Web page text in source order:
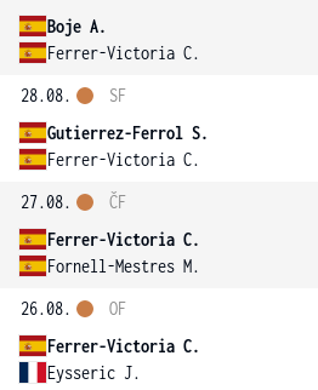
Boje A.
Ferrer-Victoria C.
28.08.
Gutierrez-Ferrol S.
Ferrer-Victoria C.
SF
27.08.
Ferrer-Victoria C.
Fornell-Mestres M.
ČF
26.08.
Ferrer-Victoria C.
Eysseric J.
OF